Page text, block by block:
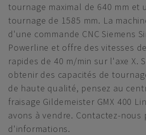
tournage maximal de 640 mm et
tournage de 1585 mm. La
d'une commande CNC Siemens
Powerline et offre des vitesses
rapides de 40 m/min sur l'axe X.
obtenir des capacités de
de haute qualité, pensez au
fraisage Gildemeister GMX 400
avons à vendre. Contactez-nous
d'informations.